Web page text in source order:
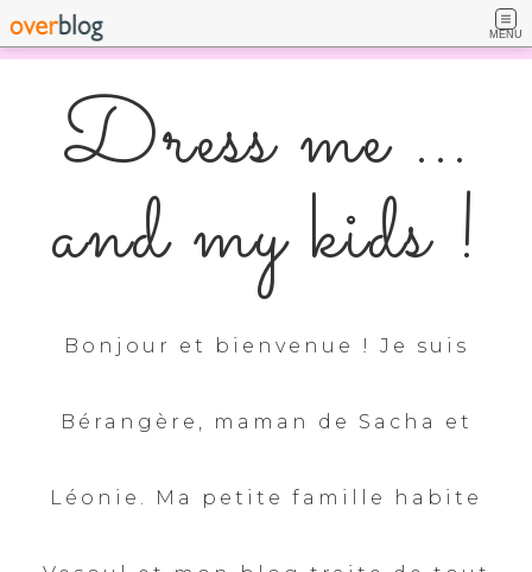
MENU
Dress me ...
and my kids !
Bonjour et bienvenue ! Je suis
Bérangère, maman de Sacha et
Léonie. Ma petite famille habite